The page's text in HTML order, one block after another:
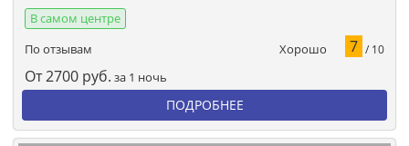
В самом центре
По отзывам
Хорошо 7 / 10
От2700 руб. за 1 ночь
ПОДРОБНЕЕ